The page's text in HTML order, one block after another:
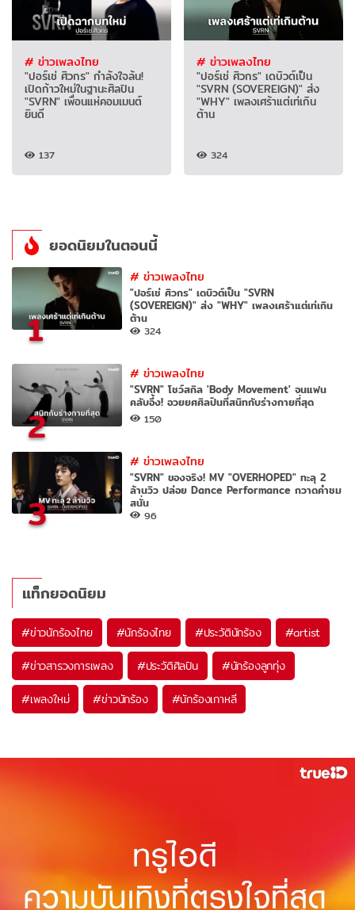
# ข่าวเพลงไทย
"ปอร์เช่ ศิวกร" กำลังใจล้น!
เปิดก้าวใหม่ในฐานะศิลปิน
"SVRN" เพื่อนแห่คอมเมนต์
ยินดี
137
# ข่าวเพลงไทย
"ปอร์เช่ ศิวกร" เดบิวต์เป็น
"SVRN (SOVEREIGN)" ส่ง
"WHY" เพลงเศร้าแต่เท่เกิน
ต้าน
324
ยอดนิยมในตอนนี้
1
#ข่าวเพลงไทย
"ปอร์เช่ ศิวกร" เดบิวต์เป็น "SVRN
(SOVEREIGN)" ส่ง "WHY" เพลงเศร้าแต่เท่เกิน
ต้าน
324
2
#ข่าวเพลงไทย
"SVRN" โชว์สกิล 'Body Movement' จนแฟน
คลับอึ้ง! อวยยศศิลปินที่สนิทกับร่างกายที่สุด
150
3
#ข่าวเพลงไทย
"SVRN" ของจริง! MV "OVERHOPED" ทะลุ 2
ล้านวิว ปล่อย Dance Performance กวาดคำชม
สนั่น
96
แท็กยอดนิยม
#ข่าวนักร้องไทย #นักร้องไทย #ประวัตินักร้อง #artist
#ข่าวสารวงการเพลง #ประวัติศิลปิน #นักร้องลูกทุ่ง
#เพลงใหม่ #ข่าวนักร้อง #นักร้องเกาหลี